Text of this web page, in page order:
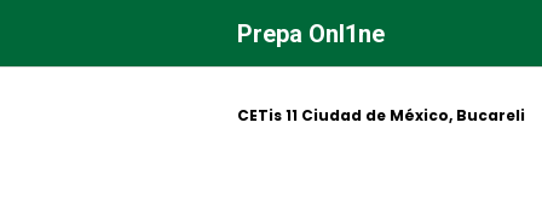
contenido
Prepa Onl1ne
CETis 11 Ciudad de México, Bucareli